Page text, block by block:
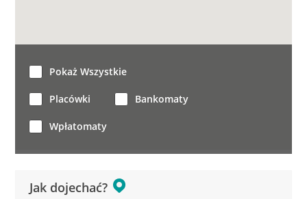
Jak dojechać?
Pokaż Wszystkie
Placówki Bankomaty
Wpłatomaty